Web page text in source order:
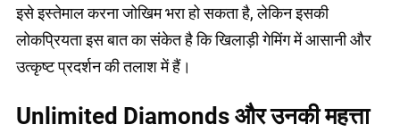
इसे इस्तेमाल करना जोखिम भरा हो सकता है, लेकिन इसकी
लोकप्रियता इस बात का संकेत है कि खिलाड़ी गेमिंग में आसानी और
उत्कृष्ट प्रदर्शन की तलाश में हैं।
Unlimited Diamonds और उनकी महत्ता